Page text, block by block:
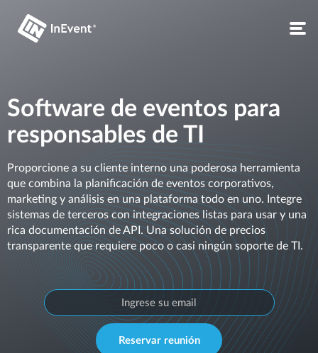
Software de eventos para
responsables de TI
Proporcione a su cliente interno una poderosa herramienta
que combina la planificación de eventos corporativos,
marketing y análisis en una plataforma todo en uno. Integre
sistemas de terceros con integraciones listas para usar y una
rica documentación de API. Una solución de precios
transparente que requiere poco o casi ningún soporte de TI.
Reservar reunión